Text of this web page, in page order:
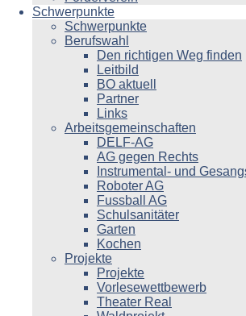
Schwerpunkte
Schwerpunkte
Berufswahl
Den richtigen Weg finden
Leitbild
BO aktuell
Partner
Links
Arbeitsgemeinschaften
DELF-AG
AG gegen Rechts
Instrumental- und
Roboter AG
Fussball AG
Schulsanitäter
Garten
Kochen
Projekte
Projekte
Vorlesewettbewerb
Theater Real